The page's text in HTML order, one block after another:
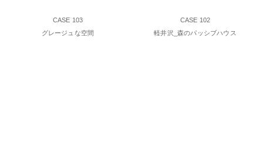
CASE 103
グレージュな空間
CASE 102
軽井沢_森のパッシブハウス